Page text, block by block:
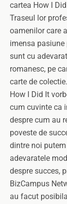
cartea How I
Traseul lor
oamenilor care
imensa pasiune
sunt cu
romanesc, pe
carte de colectie.
How I Did It
cum cuvinte ca
despre cum au
poveste de
dintre noi
adevaratele
despre succes,
BizCampus
au facut